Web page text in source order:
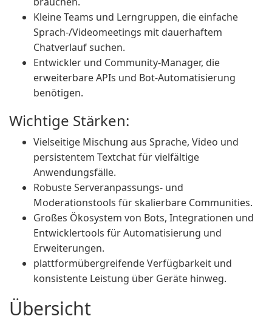
Kleine Teams und Lerngruppen, die einfache
Sprach-/Videomeetings mit dauerhaftem
Chatverlauf suchen.
Entwickler und Community-Manager, die
erweiterbare APIs und Bot-Automatisierung
benötigen.
Wichtige Stärken:
Vielseitige Mischung aus Sprache, Video und
persistentem Textchat für vielfältige
Anwendungsfälle.
Robuste Serveranpassungs- und
Moderationstools für skalierbare Communities.
Großes Ökosystem von Bots, Integrationen und
Entwicklertools für Automatisierung und
Erweiterungen.
plattformübergreifende Verfügbarkeit und
konsistente Leistung über Geräte hinweg.
Übersicht